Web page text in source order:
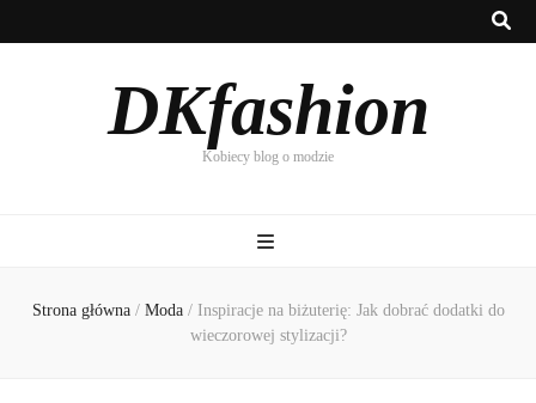
DKfashion
Kobiecy blog o modzie
Strona główna / Moda / Inspiracje na biżuterię: Jak dobrać dodatki do
wieczorowej stylizacji?